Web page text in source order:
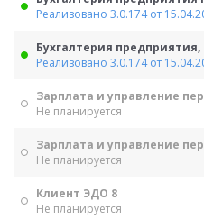
Реализовано 3.0.174 от
Бухгалтерия
Реализовано 3.0.174 от
Зарплата и управление
Не планируется
Зарплата и управление
Не планируется
Клиент ЭДО 8
Не планируется